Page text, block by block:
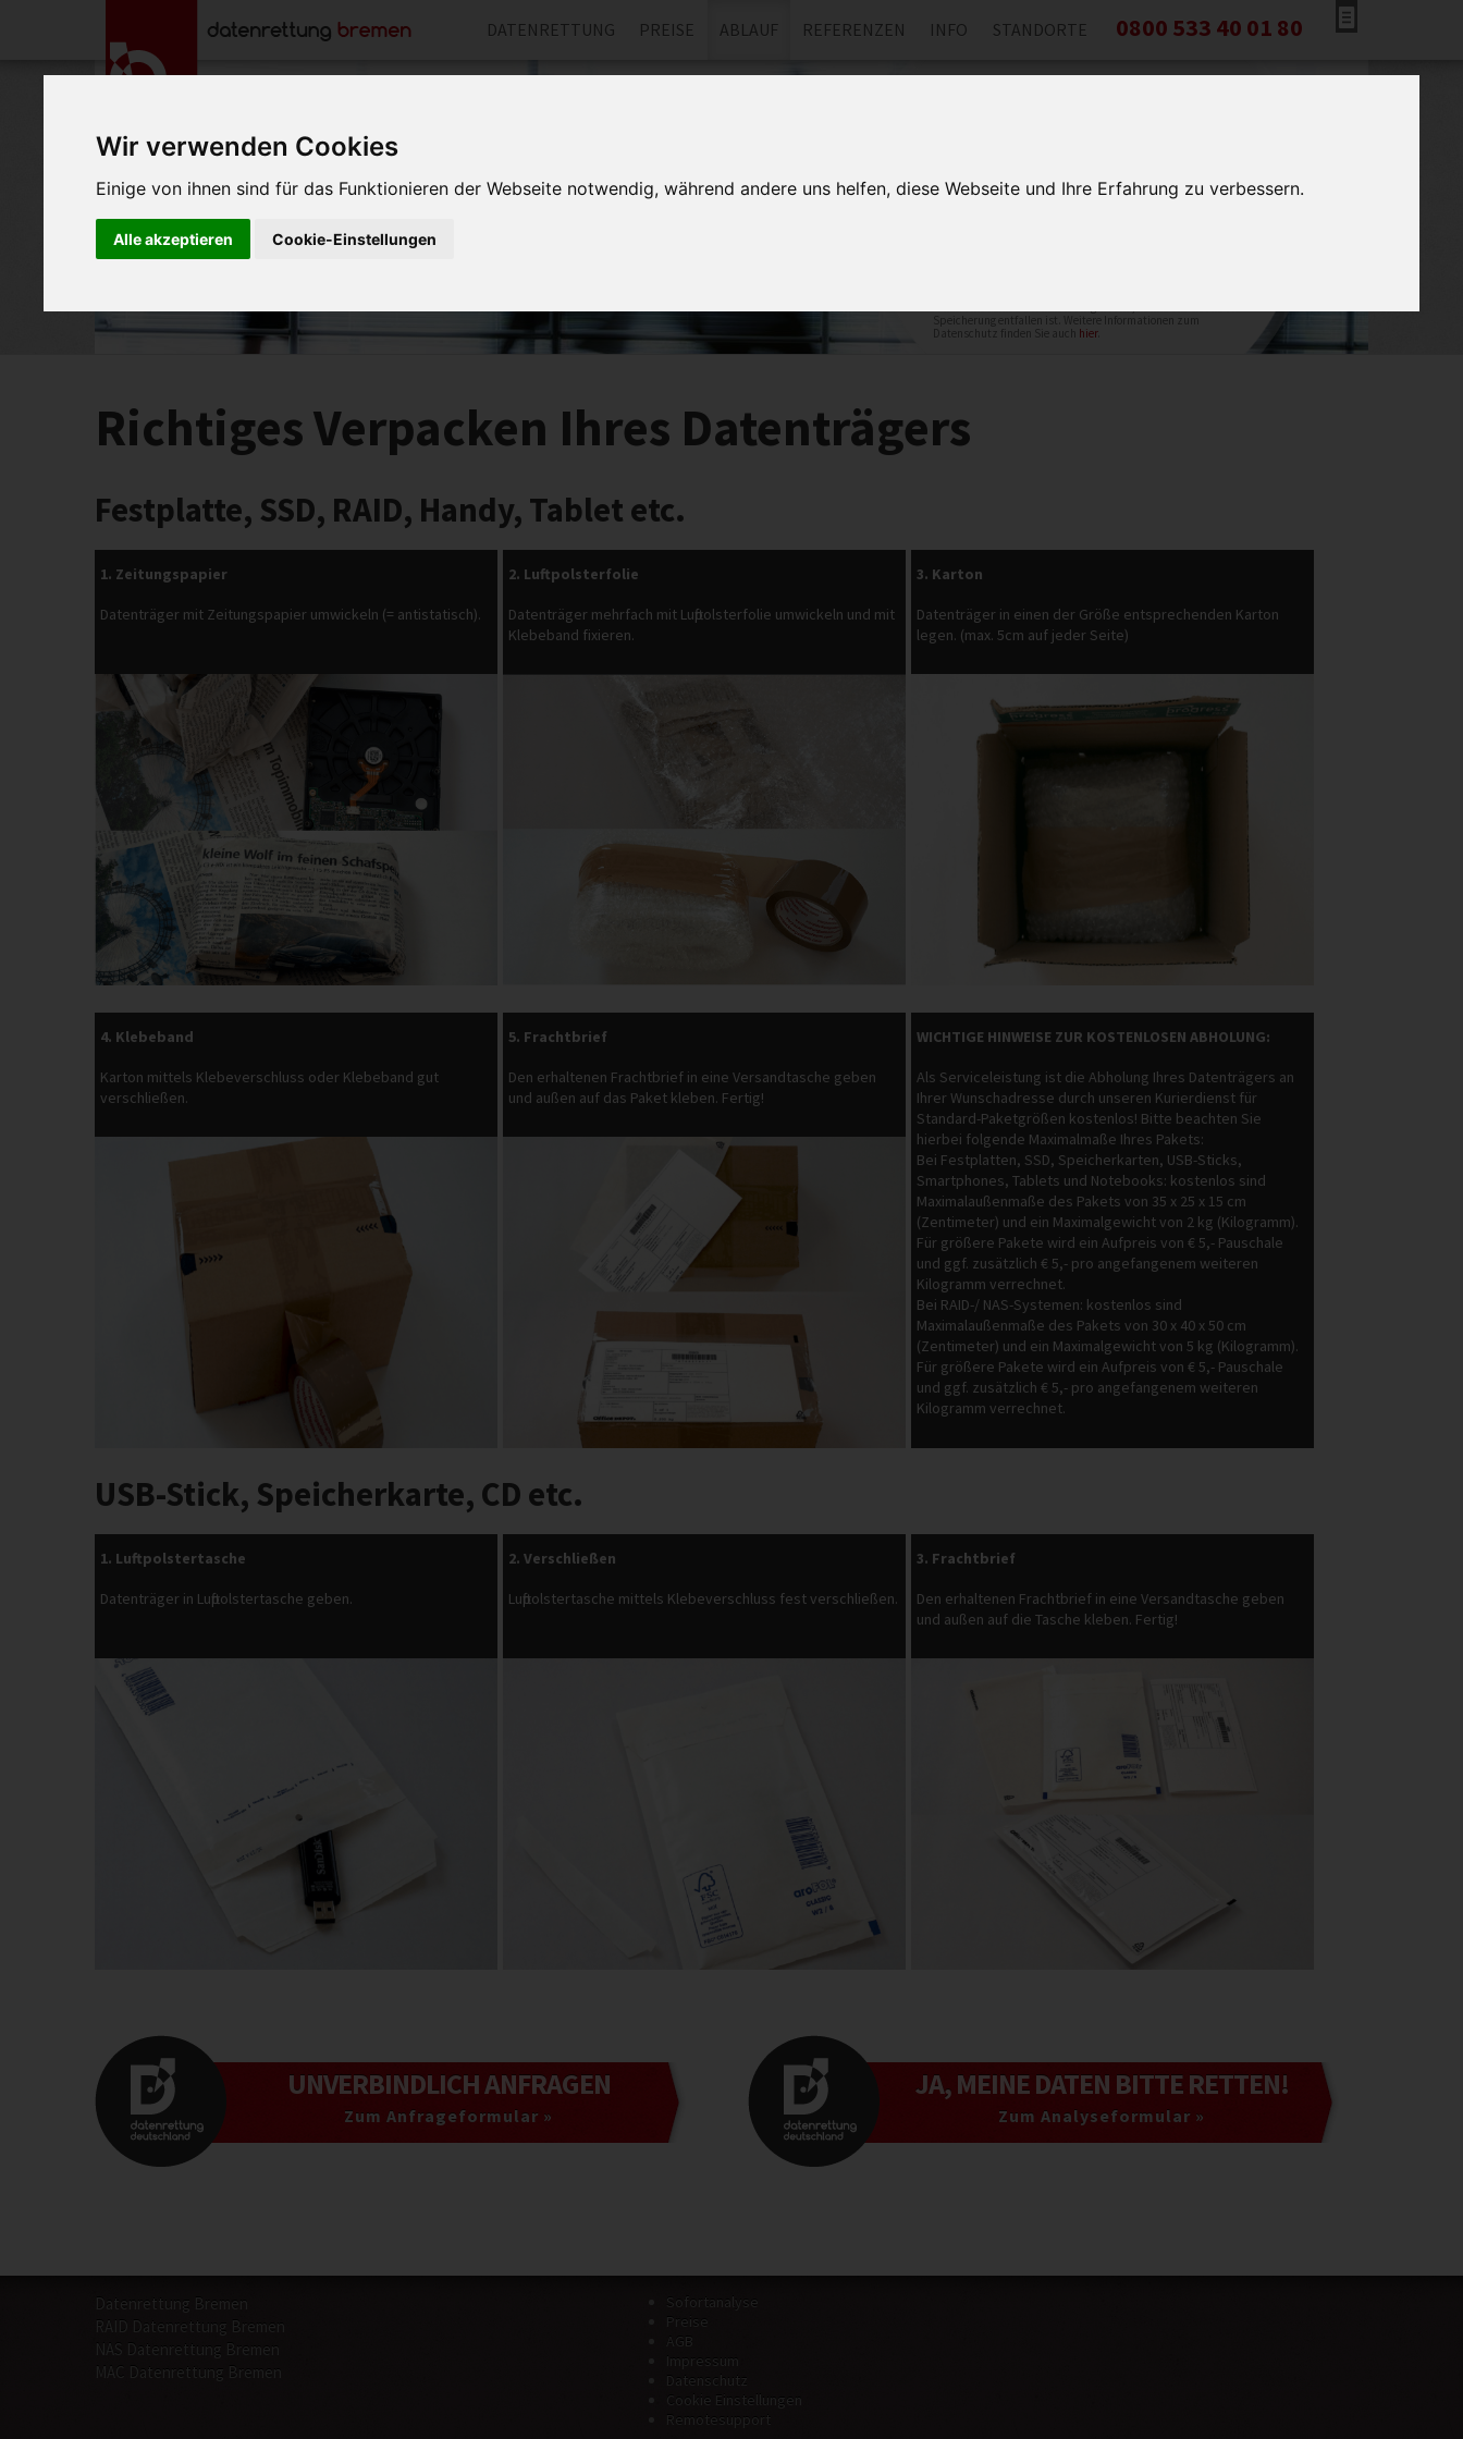
Wir verwenden Cookies
Einige von ihnen sind für das Funktionieren der Webseite notwendig, während andere uns helfen, diese Webseite und Ihre Erfahrung zu verbessern.
Alle akzeptieren Cookie-Einstellungen
0800 533 40 01 80
DATENRETTUNG PREISE ABLAUF REFERENZEN INFO STANDORTE
Speicherung entfallen ist. Weitere Informationen zum
Datenschutz finden Sie auch hier.
Richtiges Verpacken Ihres Datenträgers
Festplatte, SSD, RAID, Handy, Tablet etc.
1. Zeitungspapier
Datenträger mit Zeitungspapier umwickeln (= antistatisch).
2. Luftpolsterfolie
Datenträger mehrfach mit Luftpolsterfolie umwickeln und mit
Klebeband fixieren.
3. Karton
Datenträger in einen der Größe entsprechenden Karton
legen. (max. 5cm auf jeder Seite)
4. Klebeband
Karton mittels Klebeverschluss oder Klebeband gut
verschließen.
5. Frachtbrief
Den erhaltenen Frachtbrief in eine Versandtasche geben
und außen auf das Paket kleben. Fertig!
WICHTIGE HINWEISE ZUR KOSTENLOSEN ABHOLUNG:
Als Serviceleistung ist die Abholung Ihres Datenträgers an
Ihrer Wunschadresse durch unseren Kurierdienst für
Standard-Paketgrößen kostenlos! Bitte beachten Sie
hierbei folgende Maximalmaße Ihres Pakets:
Bei Festplatten, SSD, Speicherkarten, USB-Sticks,
Smartphones, Tablets und Notebooks: kostenlos sind
Maximalaußenmaße des Pakets von 35 x 25 x 15 cm
(Zentimeter) und ein Maximalgewicht von 2 kg (Kilogramm).
Für größere Pakete wird ein Aufpreis von € 5,- Pauschale
und ggf. zusätzlich € 5,- pro angefangenem weiteren
Kilogramm verrechnet.
Bei RAID-/ NAS-Systemen: kostenlos sind
Maximalaußenmaße des Pakets von 30 x 40 x 50 cm
(Zentimeter) und ein Maximalgewicht von 5 kg (Kilogramm).
Für größere Pakete wird ein Aufpreis von € 5,- Pauschale
und ggf. zusätzlich € 5,- pro angefangenem weiteren
Kilogramm verrechnet.
USB-Stick, Speicherkarte, CD etc.
1. Luftpolstertasche
Datenträger in Luftpolstertasche geben.
2. Verschließen
Luftpolstertasche mittels Klebeverschluss fest verschließen.
3. Frachtbrief
Den erhaltenen Frachtbrief in eine Versandtasche geben
und außen auf die Tasche kleben. Fertig!
UNVERBINDLICHANFRAGEN
Zum Anfrageformular »
JA, MEINE DATEN BITTE RETTEN!
Zum Analyseformular »
Datenrettung Bremen
RAID Datenrettung Bremen
NAS Datenrettung Bremen
MAC Datenrettung Bremen
Sofortanalyse
Preise
AGB
Impressum
Datenschutz
Cookie Einstellungen
Remotesupport